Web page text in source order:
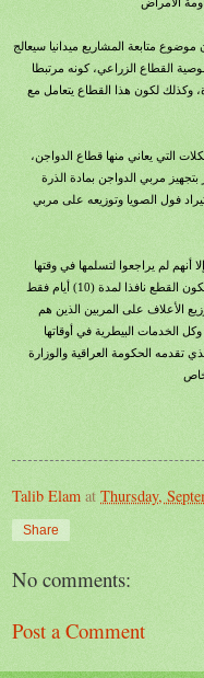
متابعة المشاريع ميدانيا سيعالج
القطاع الزراعي، كونه مرتبطا
وكذلك لكون هذا القطاع يتعامل مع
التي يعاني منها قطاع الدواجن،
مربي الدواجن بمادة الذرة
فول الصويا وتوزيعه على مربي
لم يراجعوا لتسلمها في وقتها
المحدد من قبل الوزارة، مما جعلها تتخذ قرارا يقضي بأن يكون القطع نافذا لمدة (10) أيام فقط
الأعلاف على المربين الذين هم
الخدمات البيطرية في أوقاتها
تقدمه الحكومة العراقية والوزارة
خاص
Talib Elam at Thursday,
Share
No comments:
Post a Comment